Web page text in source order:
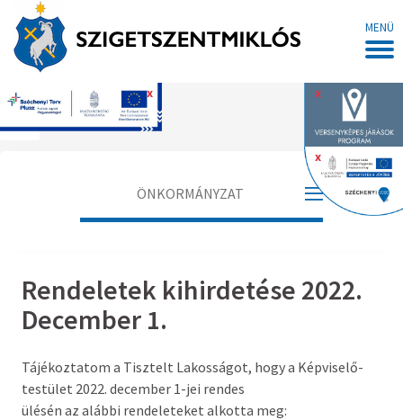
MENÜ
x
x
x
Főoldal
ÖNKORMÁNYZAT
Alpolgármester
Jegyző
Aljegyző
Országgyűlési képviselő
Rendeletek kihirdetése 2022.
December 1.
Tájékoztatom a Tisztelt Lakosságot, hogy a Képviselő-
testület 2022. december 1-jei rendes
ülésén az alábbi rendeleteket alkotta meg: